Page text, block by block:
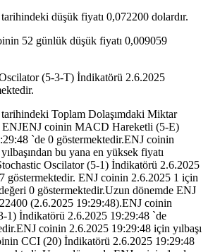
düşük fiyatı 0,072200 dolardır.
52 günlük düşük fiyatı 0,009059
(5-3-T) İndikatörü 2.6.2025
Toplam Dolaşımdaki Miktar
ENJENJ coinin MACD Hareketli (5-E)
`de 0 göstermektedir.ENJ coinin
bu yana en yüksek fiyatı
Oscilator (5-1) İndikatörü 2.6.2025
göstermektedir. ENJ coinin 2.6.2025 1 için
0 göstermektedir.Uzun dönemde ENJ
(2.6.2025 19:29:48).ENJ coinin
1) İndikatörü 2.6.2025 19:29:48 `de
coinin 2.6.2025 19:29:48 için yılbaşı
CCI (20) İndikatörü 2.6.2025 19:29:48